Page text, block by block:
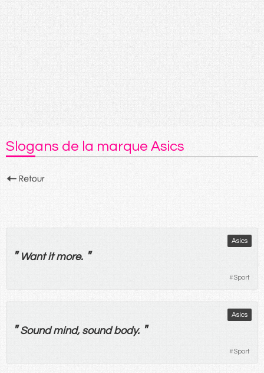
Slogans de la marque Asics
Asics
"Want it more. "
#Sport
Asics
"Sound mind, sound body. "
#Sport